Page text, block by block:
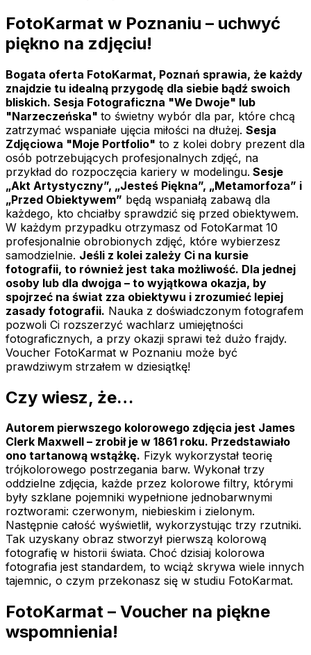
FotoKarmat w Poznaniu – uchwyć
piękno na zdjęciu!
Bogata oferta FotoKarmat, Poznań sprawia, że każdy
znajdzie tu idealną przygodę dla siebie bądź swoich
bliskich. Sesja Fotograficzna "We Dwoje" lub
"Narzeczeńska" to świetny wybór dla par, które chcą
zatrzymać wspaniałe ujęcia miłości na dłużej. Sesja
Zdjęciowa "Moje Portfolio" to z kolei dobry prezent dla
osób potrzebujących profesjonalnych zdjęć, na
przykład do rozpoczęcia kariery w modelingu. Sesje
„Akt Artystyczny”, „Jesteś Piękna”, „Metamorfoza” i
„Przed Obiektywem” będą wspaniałą zabawą dla
każdego, kto chciałby sprawdzić się przed obiektywem.
W każdym przypadku otrzymasz od FotoKarmat 10
profesjonalnie obrobionych zdjęć, które wybierzesz
samodzielnie. Jeśli z kolei zależy Ci na kursie
fotografii, to również jest taka możliwość. Dla jednej
osoby lub dla dwojga – to wyjątkowa okazja, by
spojrzeć na świat zza obiektywu i zrozumieć lepiej
zasady fotografii. Nauka z doświadczonym fotografem
pozwoli Ci rozszerzyć wachlarz umiejętności
fotograficznych, a przy okazji sprawi też dużo frajdy.
Voucher FotoKarmat w Poznaniu może być
prawdziwym strzałem w dziesiątkę!
Czy wiesz, że…
Autorem pierwszego kolorowego zdjęcia jest James
Clerk Maxwell – zrobił je w 1861 roku. Przedstawiało
ono tartanową wstążkę. Fizyk wykorzystał teorię
trójkolorowego postrzegania barw. Wykonał trzy
oddzielne zdjęcia, każde przez kolorowe filtry, którymi
były szklane pojemniki wypełnione jednobarwnymi
roztworami: czerwonym, niebieskim i zielonym.
Następnie całość wyświetlił, wykorzystując trzy rzutniki.
Tak uzyskany obraz stworzył pierwszą kolorową
fotografię w historii świata. Choć dzisiaj kolorowa
fotografia jest standardem, to wciąż skrywa wiele innych
tajemnic, o czym przekonasz się w studiu FotoKarmat.
FotoKarmat – Voucher na piękne
wspomnienia!